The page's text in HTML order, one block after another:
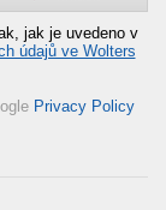
jak je uvedeno v
údajů ve Wolters
Privacy Policy